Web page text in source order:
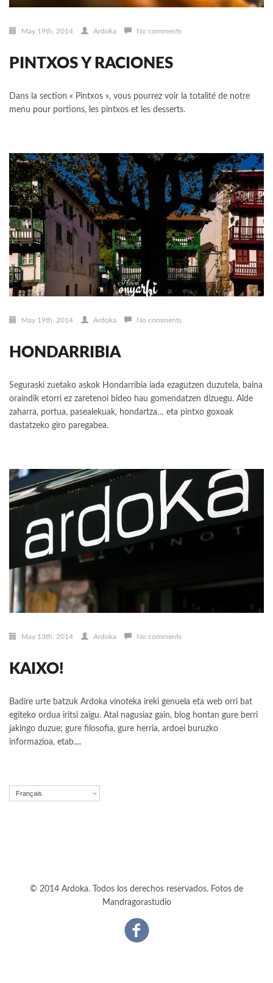
May 19th, 2014 Ardoka No comments
PINTXOS Y RACIONES
Dans la section « Pintxos », vous pourrez voir la totalité de notre
menu pour portions, les pintxos et les desserts.
May 19th, 2014 Ardoka No comments
HONDARRIBIA
Seguraski zuetako askok Hondarribia iada ezagutzen duzutela, baina
oraindik etorri ez zaretenoi bideo hau gomendatzen dizuegu. Alde
zaharra, portua, pasealekuak, hondartza… eta pintxo goxoak
dastatzeko giro paregabea.
May 13th, 2014 Ardoka No comments
KAIXO!
Badire urte batzuk Ardoka vinoteka ireki genuela eta web orri bat
egiteko ordua iritsi zaigu. Atal nagusiaz gain, blog hontan gure berri
jakingo duzue; gure filosofia, gure herria, ardoei buruzko
informazioa, etab....
Français
© 2014 Ardoka. Todos los derechos reservados. Fotos de
Mandragorastudio
Facebook